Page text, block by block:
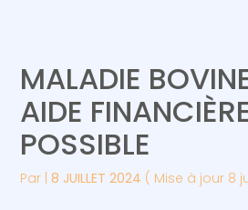
Gérer votre quotidien
Piloter votre entreprise
Développer votre entreprise
Suivre votre comptabilité
Gérer vos ressources humaines
MALADIE
AIDE
POSSIBLE
Par |8 JUILLET 2024 ( Mise à jour 8